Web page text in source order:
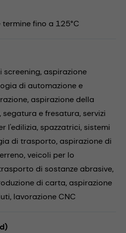
fino a 125°C
screening, aspirazione
di automazione e
aspirazione della
segatura e fresatura, servizi
l'edilizia, spazzatrici, sistemi
di trasporto, aspirazione di
veicoli per lo
di sostanze abrasive,
di carta, aspirazione
lavorazione CNC